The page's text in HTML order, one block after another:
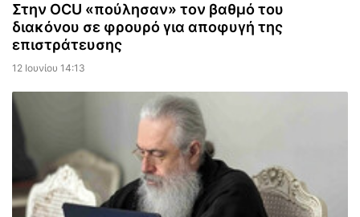
Στην OCU «πούλησαν» τον βαθμό του
διακόνου σε φρουρό για αποφυγή της
επιστράτευσης
12 Ιουνίου 14:13